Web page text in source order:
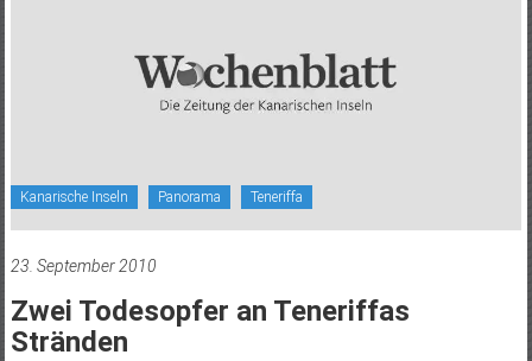
Kanarische Inseln Panorama Teneriffa
23. September 2010
Zwei Todesopfer an Teneriffas
Stränden